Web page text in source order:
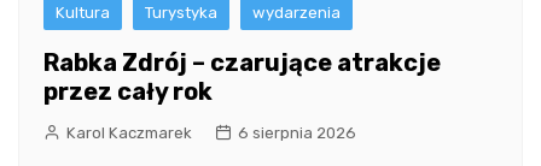
Kultura Turystyka wydarzenia
Rabka Zdrój – czarujące atrakcje
przez cały rok
Karol Kaczmarek 6 sierpnia 2026